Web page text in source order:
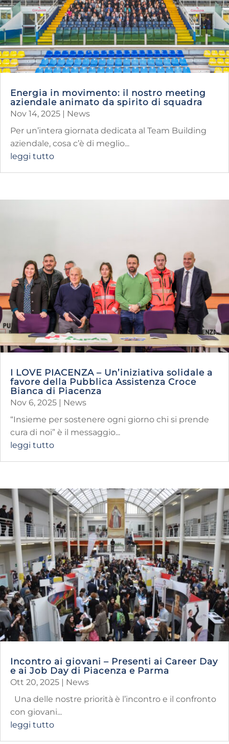
Energia in movimento: il nostro meeting
aziendale animato da spirito di squadra
Nov 14, 2025 | News
Per un’intera giornata dedicata al Team Building
aziendale, cosa c’è di meglio...
leggi tutto
I LOVE PIACENZA – Un’iniziativa solidale a
favore della Pubblica Assistenza Croce
Bianca di Piacenza
Nov 6, 2025
News
“Insieme per sostenere ogni giorno chi si prende
cura di noi” è il messaggio...
leggi tutto
Incontro ai giovani – Presenti ai Career Day
e ai Job Day di Piacenza e Parma
Ott 20, 2025
News
Una delle nostre priorità è l’incontro e il confronto
con giovani...
leggi tutto